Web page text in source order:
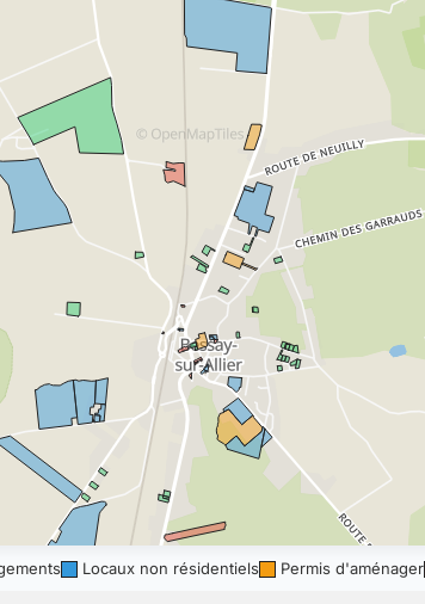
Locaux non résidentiels Permis d'aménager